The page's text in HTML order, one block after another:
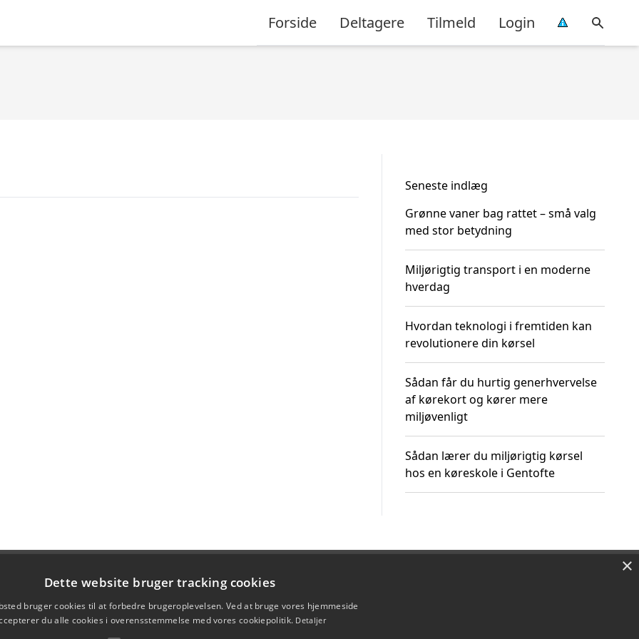
Forside Deltagere Tilmeld Login
Seneste indlæg
Grønne vaner bag rattet – små valg
med stor betydning
Miljørigtig transport i en moderne
hverdag
Hvordan teknologi i fremtiden kan
revolutionere din kørsel
Sådan får du hurtig generhvervelse
af kørekort og kører mere
miljøvenligt
Sådan lærer du miljørigtig kørsel
hos en køreskole i Gentofte
×
Dette website bruger tracking cookies
bruger cookies til at forbedre brugeroplevelsen. Ved at bruge vores hjemmeside
du alle cookies i overensstemmelse med vores cookiepolitik. Detaljer